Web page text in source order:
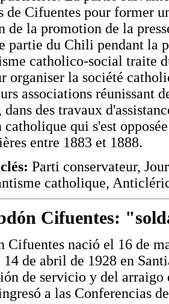
de Cifuentes pour former
de la promotion de la
partie du Chili pendant la
catholico-social traite
organiser la société
associations réunissant
des travaux
qui s'est
entre 1883 et 1888.
Parti conservateur,
catholique,
Cifuentes:
Cifuentes nació el 16 de
de abril de 1928 en
de servicio y del arraigo
a las Conferencias